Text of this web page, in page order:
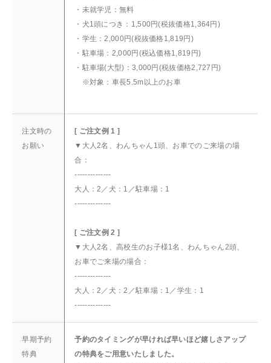
・未就学児：無料
・犬1頭につき：1,500円(税抜価格1,364円)
・学生：2,000円(税抜価格1,819円)
・駐車場：2,000円(税込価格1,819円)
・駐車場(大型)：3,000円(税抜価格2,727円)
※対象：車長5.5m以上のお車
注文時の
お願い
[ ご注文例 1 ]
▼大人2名、わんちゃん1頭、お車でのご来場の場
合：
--------------
大人：2／犬：1／駐車場：1
--------------
[ ご注文例 2 ]
▼大人2名、高校生のお子様1名、わんちゃん2頭、
お車でご来場の場合：
--------------
大人：2／犬：2／駐車場：1／学生：1
--------------
早期予約
特典
予約のタイミングが早ければ早いほど嬉しさアップ
の特典をご用意いたしました。